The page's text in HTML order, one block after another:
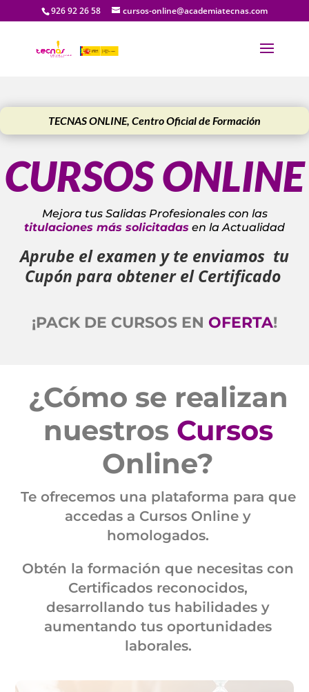
926 92 26 58 cursos-online@academiatecnas.com
TECNAS ONLINE, Centro Oficial de Formación
CURSOS ONLINE
Mejora tus Salidas Profesionales con las
titulaciones más solicitadas en la Actualidad
Aprube el examen y te enviamos tu
Cupón para obtener el Certificado
¡PACK DE CURSOS EN OFERTA!
¿Cómo se realizan
nuestros Cursos
Online?
Te ofrecemos una plataforma para que
accedas a Cursos Online y
homologados.
Obtén la formación que necesitas con
Certificados reconocidos,
desarrollando tus habilidades y
aumentando tus oportunidades
laborales.